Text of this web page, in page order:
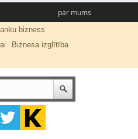
par mums
bizness
Biznesa izglītība